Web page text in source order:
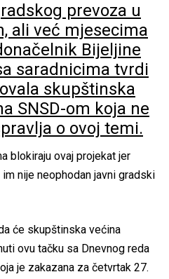
prevoza u
ali već mjesecima
Bijeljine
saradnicima tvrdi
skupštinska
SNSD-om koja ne
o ovoj temi.
blokiraju ovaj projekat jer
nije neophodan javni gradski
će skupštinska većina
ovu tačku sa Dnevnog reda
je zakazana za četvrtak 27.